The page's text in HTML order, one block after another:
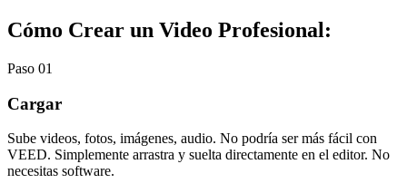
Cómo Crear un Video Profesional:
Paso 01
Cargar
Sube videos, fotos, imágenes, audio. No podría ser más fácil con
VEED. Simplemente arrastra y suelta directamente en el editor. No
necesitas software.